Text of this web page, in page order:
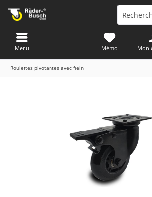
Mémo Mon
Menu
Roulettes pivotantes avec frein